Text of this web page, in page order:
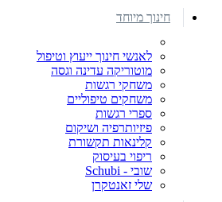
חינוך מיוחד
לאנשי חינוך ייעוץ וטיפול
מוטוריקה עדינה וגסה
משחקי רגשות
משחקים טיפוליים
ספרי רגשות
פיזיותרפיה ושיקום
קלינאות תקשורת
ריפוי בעיסוק
שובי - Schubi
שלי זאנטקרן